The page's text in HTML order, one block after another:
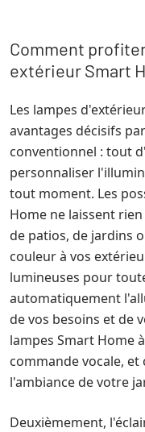
Comment
extérieur Smart
Les lampes
avantages décisifs
conventionnel : tout
personnaliser
tout moment. Les
Home ne laissent
de patios, de jardins
couleur à vos
lumineuses pour
automatiquement
de vos besoins et de
lampes Smart Home
commande vocale,
l'ambiance de votre
Deuxièmement,